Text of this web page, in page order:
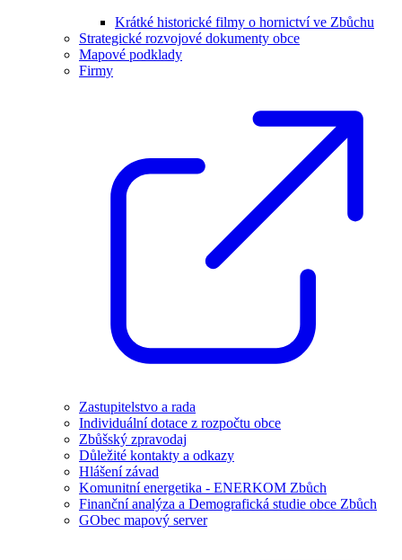
Krátké historické filmy o hornictví ve Zbůchu
Strategické rozvojové dokumenty obce
Mapové podklady
Firmy
Zastupitelstvo a rada
Individuální dotace z rozpočtu obce
Zbůšský zpravodaj
Důležité kontakty a odkazy
Hlášení závad
Komunitní energetika - ENERKOM Zbůch
Finanční analýza a Demografická studie obce Zbůch
GObec mapový server